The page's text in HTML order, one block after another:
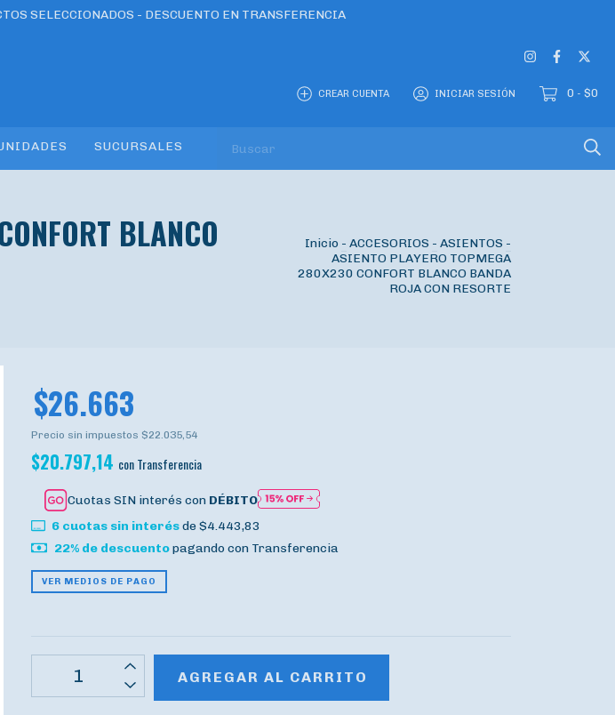
SELECCIONADOS - DESCUENTO EN TRANSFERENCIA
CREAR CUENTA INICIAR SESIÓN 0 - $0
SUCURSALES
BLANCO
Inicio - ACCESORIOS - ASIENTOS -
ASIENTO PLAYERO TOPMEGA
280X230 CONFORT BLANCO BANDA
ROJA CON RESORTE
$26.663
Precio sin impuestos $22.035,54
$20.797,14 conTransferencia
Cuotas SIN interés con DÉBITO
6cuotas sin interésde$4.443,83
22% de descuentopagando con Transferencia
VER MEDIOS DE PAGO